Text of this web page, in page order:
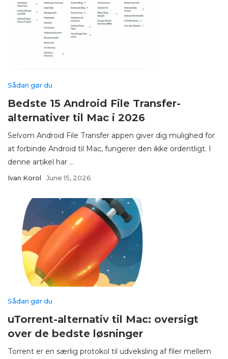
Sådan gør du
Bedste 15 Android File Transfer-
alternativer til Mac i 2026
Selvom Android File Transfer appen giver dig mulighed for
at forbinde Android til Mac, fungerer den ikke ordentligt. I
denne artikel har ...
Ivan Korol June 15, 2026
Sådan gør du
uTorrent-alternativ til Mac: oversigt
over de bedste løsninger
Torrent er en særlig protokol til udveksling af filer mellem